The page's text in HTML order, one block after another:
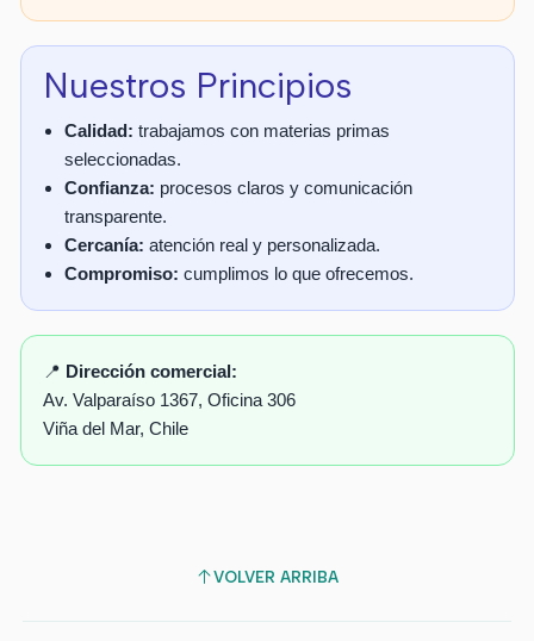
Nuestros Principios
Calidad: trabajamos con materias primas
seleccionadas.
Confianza: procesos claros y comunicación
transparente.
Cercanía: atención real y personalizada.
Compromiso: cumplimos lo que ofrecemos.
📍 Dirección comercial:
Av. Valparaíso 1367, Oficina 306
Viña del Mar, Chile
VOLVER ARRIBA